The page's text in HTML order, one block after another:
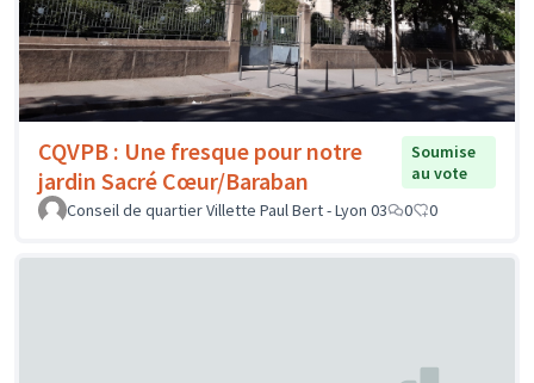
CQVPB : Une fresque pour notre
jardin Sacré Cœur/Baraban
Soumise
au vote
Conseil de quartier Villette Paul Bert - Lyon 03
0 0